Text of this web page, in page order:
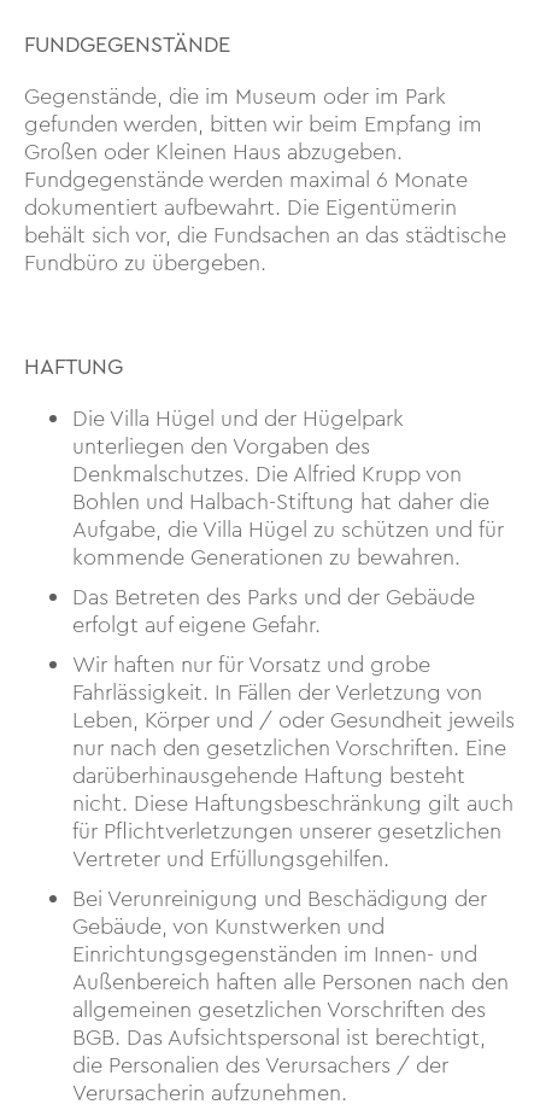
FUNDGEGENSTÄNDE
Gegenstände, die im Museum oder im Park
gefunden werden, bitten wir beim Empfang im
Großen oder Kleinen Haus abzugeben.
Fundgegenstände werden maximal 6 Monate
dokumentiert aufbewahrt. Die Eigentümerin
behält sich vor, die Fundsachen an das städtische
Fundbüro zu übergeben.
HAFTUNG
Die Villa Hügel und der Hügelpark
unterliegen den Vorgaben des
Denkmalschutzes. Die Alfried Krupp von
Bohlen und Halbach-Stiftung hat daher die
Aufgabe, die Villa Hügel zu schützen und für
kommende Generationen zu bewahren.
Das Betreten des Parks und der Gebäude
erfolgt auf eigene Gefahr.
Wir haften nur für Vorsatz und grobe
Fahrlässigkeit. In Fällen der Verletzung von
Leben, Körper und / oder Gesundheit jeweils
nur nach den gesetzlichen Vorschriften. Eine
darüberhinausgehende Haftung besteht
nicht. Diese Haftungsbeschränkung gilt auch
für Pflichtverletzungen unserer gesetzlichen
Vertreter und Erfüllungsgehilfen.
Bei Verunreinigung und Beschädigung der
Gebäude, von Kunstwerken und
Einrichtungsgegenständen im Innen- und
Außenbereich haften alle Personen nach den
allgemeinen gesetzlichen Vorschriften des
BGB. Das Aufsichtspersonal ist berechtigt,
die Personalien des Verursachers / der
Verursacherin aufzunehmen.